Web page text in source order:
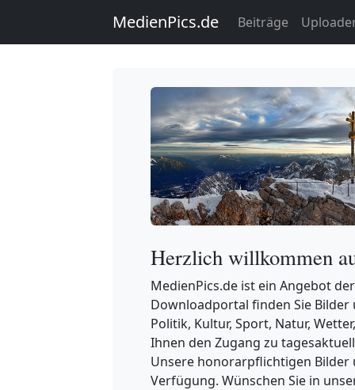
MedienPics.de Beiträge
Herzlich willkommen
MedienPics.de ist ein Angebot
Downloadportal finden Sie Bilder
Politik, Kultur, Sport, Natur,
Ihnen den Zugang zu
Unsere honorarpflichtigen
Verfügung. Wünschen Sie in